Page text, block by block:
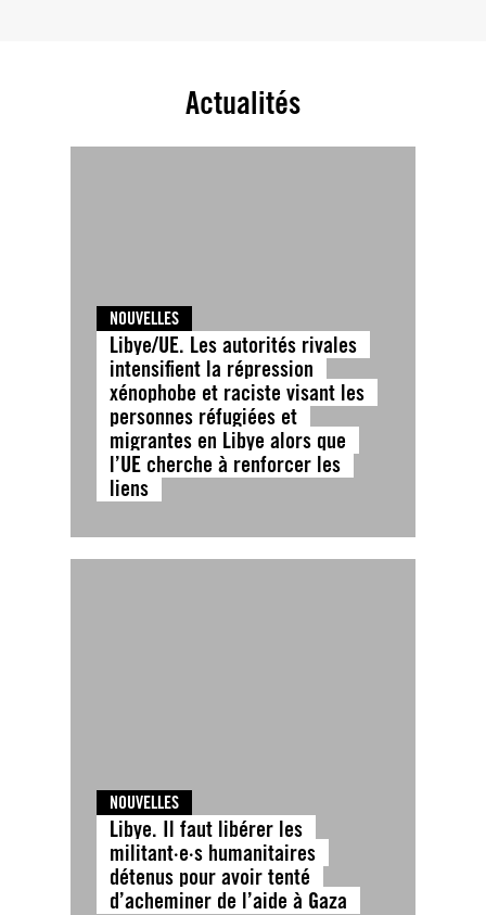
Actualités
NOUVELLES
Libye/UE. Les autorités rivales
intensifient la répression
xénophobe et raciste visant les
personnes réfugiées et
migrantes en Libye alors que
l’UE cherche à renforcer les
liens
NOUVELLES
Libye. Il faut libérer les
militant·e·s humanitaires
détenus pour avoir tenté
d’acheminer de l’aide à Gaza